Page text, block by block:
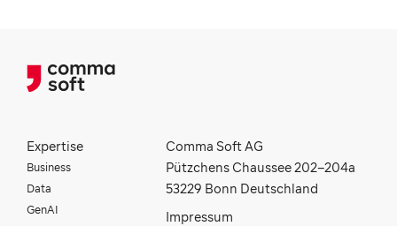
Expertise
Business
Data
GenAI
Comma Soft AG
Pützchens Chaussee 202–204a
53229 Bonn Deutschland
Impressum